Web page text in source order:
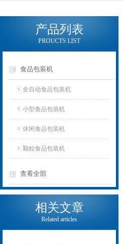
产品列表
PROUCTS LIST
食品包装机
全自动食品包装机
小型食品包装机
休闲食品包装机
颗粒食品包装机
查看全部
相关文章
Related articles